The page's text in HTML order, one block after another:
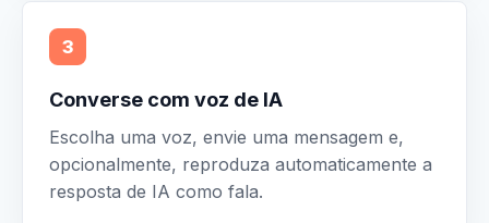
3
Converse com voz de IA
Escolha uma voz, envie uma mensagem e,
opcionalmente, reproduza automaticamente a
resposta de IA como fala.